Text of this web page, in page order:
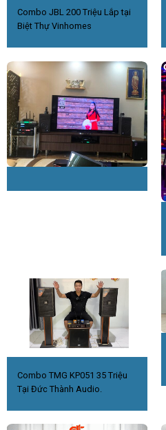
Combo JBL 200 Triệu Lắp tại
Biệt Thự Vinhomes
Combo TMG KP051 35 Triệu
Tại Đức Thành Audio.